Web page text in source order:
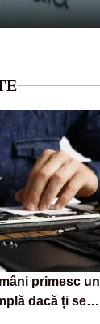
primesc un
dacă ți se